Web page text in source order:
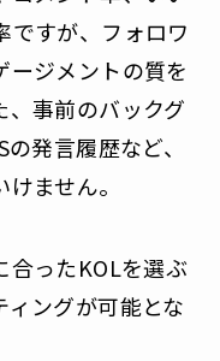
ですが、フォロワ
ージメントの質を
事前のバックグ
発言履歴など、
ません。
合ったKOLを選ぶ
ィングが可能とな